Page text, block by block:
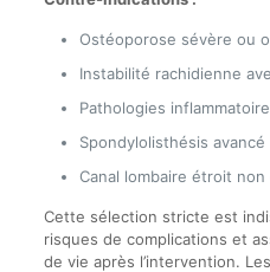
Ostéoporose sévère ou
Instabilité rachidienne
Pathologies
Spondylolisthésis avancé
Canal lombaire étroit non
Cette sélection stricte est
risques de complications et
de vie après l’intervention.